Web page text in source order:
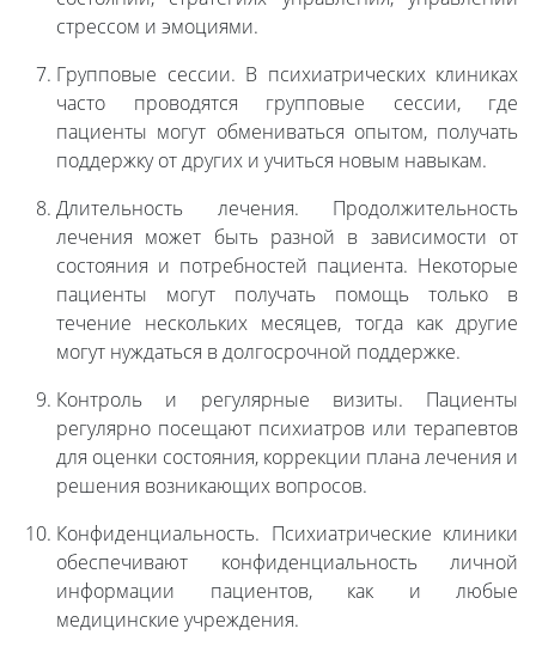
стрессом и эмоциями.
Групповые сессии. В психиатрических клиниках
часто проводятся групповые сессии, где
пациенты могут обмениваться опытом, получать
поддержку от других и учиться новым навыкам.
Длительность лечения. Продолжительность
лечения может быть разной в зависимости от
состояния и потребностей пациента. Некоторые
пациенты могут получать помощь только в
течение нескольких месяцев, тогда как другие
могут нуждаться в долгосрочной поддержке.
Контроль и регулярные визиты. Пациенты
регулярно посещают психиатров или терапевтов
для оценки состояния, коррекции плана лечения и
решения возникающих вопросов.
Конфиденциальность. Психиатрические клиники
обеспечивают конфиденциальность личной
информации пациентов, как и любые
медицинские учреждения.